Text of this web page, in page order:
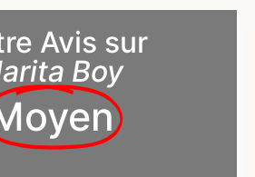
Avis sur
Boy